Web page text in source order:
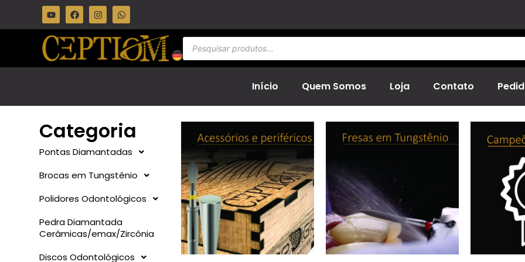
Início Quem Somos Loja Contato
Categoria
Pontas Diamantadas
Brocas em Tungstênio
Polidores Odontológicos
Pedra Diamantada
Cerâmicas/emax/Zircônia
Discos Odontológicos